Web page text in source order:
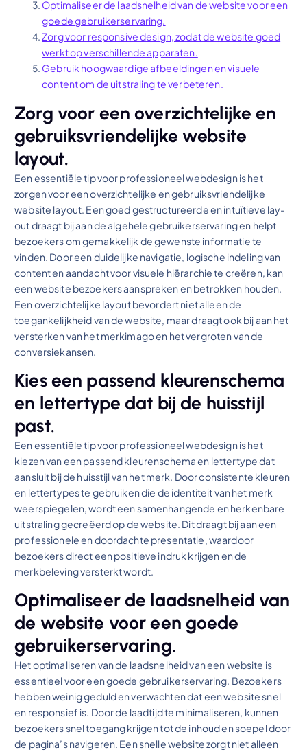
Optimaliseer de laadsnelheid van de website voor een
goede gebruikerservaring.
Zorg voor responsive design, zodat de website goed
werkt op verschillende apparaten.
Gebruik hoogwaardige afbeeldingen en visuele
content om de uitstraling te verbeteren.
Zorg voor een overzichtelijke en
gebruiksvriendelijke website
layout.
Een essentiële tip voor professioneel webdesign is het
zorgen voor een overzichtelijke en gebruiksvriendelijke
website layout. Een goed gestructureerde en intuïtieve lay-
out draagt bij aan de algehele gebruikerservaring en helpt
bezoekers om gemakkelijk de gewenste informatie te
vinden. Door een duidelijke navigatie, logische indeling van
content en aandacht voor visuele hiërarchie te creëren, kan
een website bezoekers aanspreken en betrokken houden.
Een overzichtelijke layout bevordert niet alleen de
toegankelijkheid van de website, maar draagt ook bij aan het
versterken van het merkimago en het vergroten van de
conversiekansen.
Kies een passend kleurenschema
en lettertype dat bij de huisstijl
past.
Een essentiële tip voor professioneel webdesign is het
kiezen van een passend kleurenschema en lettertype dat
aansluit bij de huisstijl van het merk. Door consistente kleuren
en lettertypes te gebruiken die de identiteit van het merk
weerspiegelen, wordt een samenhangende en herkenbare
uitstraling gecreëerd op de website. Dit draagt bij aan een
professionele en doordachte presentatie, waardoor
bezoekers direct een positieve indruk krijgen en de
merkbeleving versterkt wordt.
Optimaliseer de laadsnelheid van
de website voor een goede
gebruikerservaring.
Het optimaliseren van de laadsnelheid van een website is
essentieel voor een goede gebruikerservaring. Bezoekers
hebben weinig geduld en verwachten dat een website snel
en responsief is. Door de laadtijd te minimaliseren, kunnen
bezoekers snel toegang krijgen tot de inhoud en soepel door
de pagina’s navigeren. Een snelle website zorgt niet alleen